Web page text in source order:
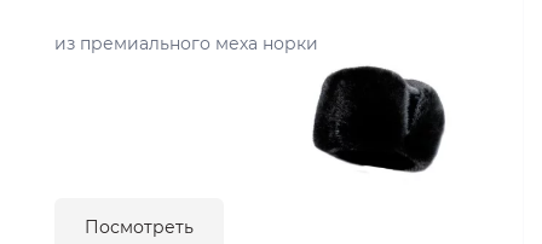
из премиального меха норки
Посмотреть